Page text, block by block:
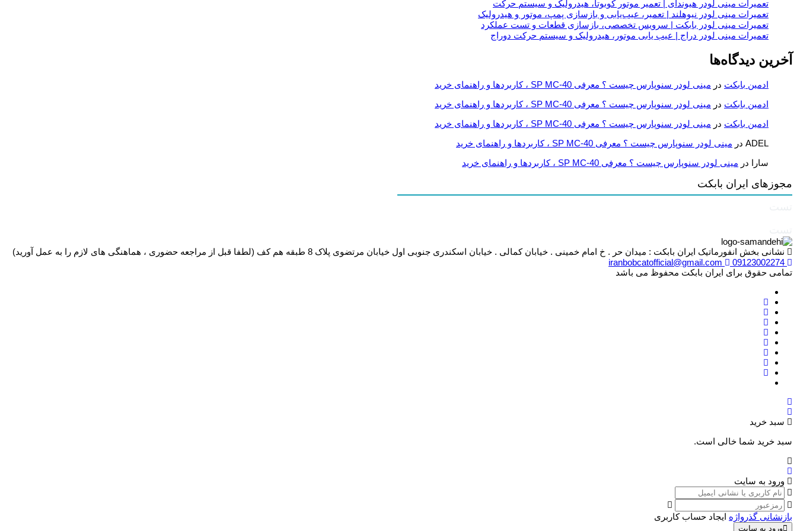
تعمیرات مینی لودر هیوندای | تعمیر موتور کوبوتا، هیدرولیک و سیستم حرکت
تعمیرات مینی لودر نیوهلند | تعمیر، عیب‌یابی و بازسازی پمپ، موتور و هیدرولیک
تعمیرات مینی لودر بابکت | سرویس تخصصی، بازسازی قطعات و تست عملکرد
تعمیرات مینی لودر دراج | عیب یابی موتور، هیدرولیک و سیستم حرکت دوراج
آخرین دیدگاه‌ها
ادمین بابکت در مینی لودر سنوپارس چیست ؟ معرفی SP MC-40 ، کاربردها و راهنمای خرید
ادمین بابکت در مینی لودر سنوپارس چیست ؟ معرفی SP MC-40 ، کاربردها و راهنمای خرید
ادمین بابکت در مینی لودر سنوپارس چیست ؟ معرفی SP MC-40 ، کاربردها و راهنمای خرید
ADEL در مینی لودر سنوپارس چیست ؟ معرفی SP MC-40 ، کاربردها و راهنمای خرید
سارا در مینی لودر سنوپارس چیست ؟ معرفی SP MC-40 ، کاربردها و راهنمای خرید
مجوزهای ایران بابکت
نشانی بخش انفورماتیک ایران بابکت : میدان حر . خ امام خمینی . خیابان کمالی . خیابان اسکندری جنوبی اول خیابان مرتضوی پلاک 8 طبقه هم کف (لطفا قبل از مراجعه حضوری ، هماهنگی های لازم را به عمل آورید)
09123002274
iranbobcatofficial@gmail.com
تمامی حقوق برای ایران بابکت محفوظ می باشد
سبد خرید
سبد خرید شما خالی است.
ورود به سایت
بازنشانی گذرواژه ایجاد حساب کاربری
ورود به سایت